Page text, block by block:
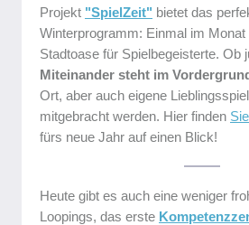
Projekt "SpielZeit" bietet das
Winterprogramm: Einmal im Monat
Stadtoase für Spielbegeisterte. Ob
Miteinander steht im
Ort, aber auch eigene
mitgebracht werden. Hier finden
fürs neue Jahr auf einen Blick!
Heute gibt es auch eine weniger
Loopings, das erste